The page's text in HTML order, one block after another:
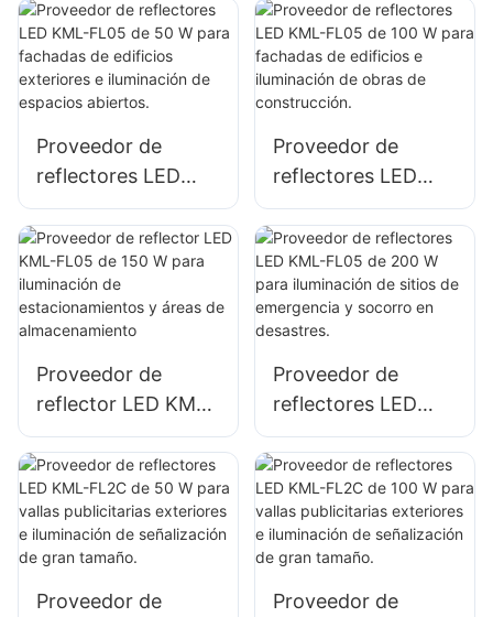
Proveedor de
reflectores LED
KML-FL05 de 50 W
para fachadas de
edificios exteriores
e iluminación de
espacios abiertos.
Proveedor de
reflectores LED
KML-FL05 de 100
W para fachadas
de edificios e
iluminación de
obras de
Proveedor de
reflector LED KML-
FL05 de 150 W
para iluminación de
estacionamientos y
áreas de
almacenamiento
Proveedor de
reflectores LED
KML-FL05 de 200
W para iluminación
de sitios de
emergencia y
socorro en
Proveedor de
Proveedor de